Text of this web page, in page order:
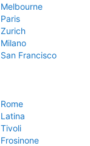
Melbourne
Paris
Zurich
Milano
San Francisco
Rome
Latina
Tivoli
Frosinone